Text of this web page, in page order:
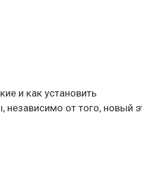
и как установить
от того, новый